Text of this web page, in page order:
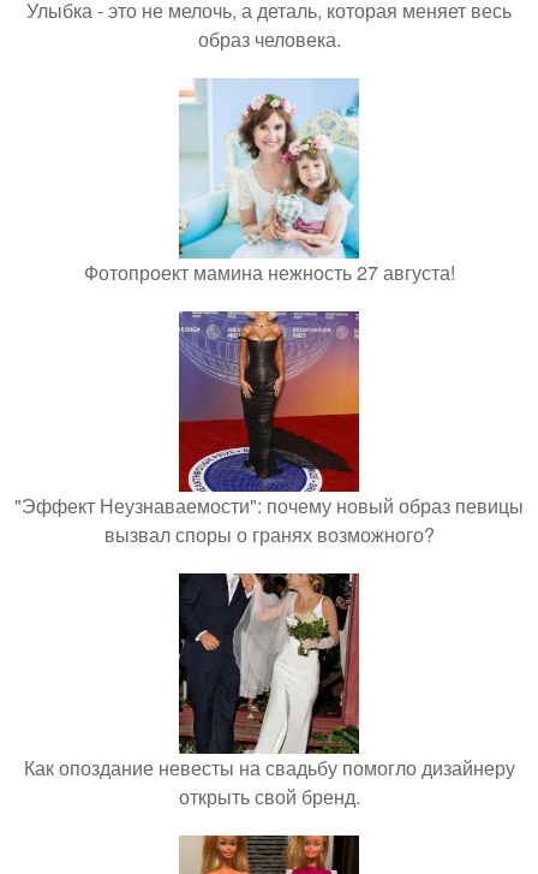
Улыбка - это не мелочь, а деталь, которая меняет весь
образ человека.
Фотопроект мамина нежность 27 августа!
"Эффект Неузнаваемости": почему новый образ певицы
вызвал споры о гранях возможного?
Как опоздание невесты на свадьбу помогло дизайнеру
открыть свой бренд.